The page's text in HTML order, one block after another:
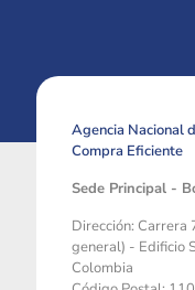
Agencia Nacional
Compra Eficiente
Sede Principal -
Dirección: Carrera
general) - Edificio
Colombia